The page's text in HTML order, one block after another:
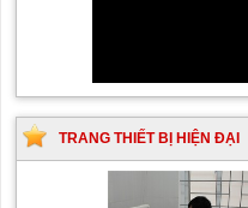
TRANG THIẾT BỊ HIỆN ĐẠI